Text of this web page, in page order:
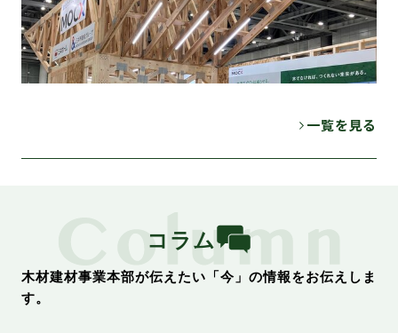
一覧を見る
コラム
木材建材事業本部が伝えたい「今」の情報をお伝えしま
す。